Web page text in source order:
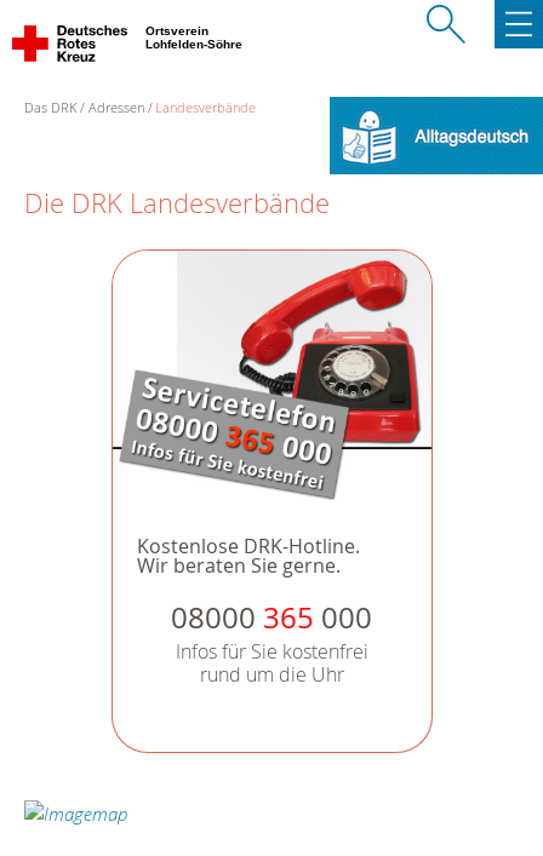
Ortsverein
Lohfelden-Söhre
Das DRK Adressen Landesverbände
Die DRK Landesverbände
Kostenlose DRK-Hotline.
Wir beraten Sie gerne.
08000 365 000
Infos für Sie kostenfrei
rund um die Uhr